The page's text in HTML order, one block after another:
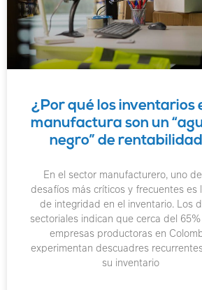
¿Por qué los inventarios
manufactura son un
negro” de
En el sector manufacturero, uno
desafíos más críticos y frecuentes es
de integridad en el inventario. Los
sectoriales indican que cerca del
empresas productoras en
experimentan descuadres
su inventario